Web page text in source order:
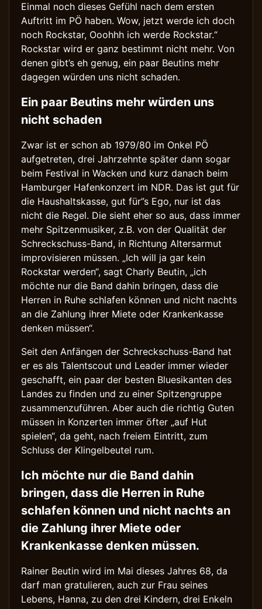
Einmal noch dieses Gefühl nach dem ersten
Auftritt im PÖ haben. Wow, jetzt werde ich doch
noch Rockstar, Ooohhh ich werde Rockstar.“
Rockstar wird er ganz bestimmt nicht mehr. Von
denen gibt’s eh genug, ein paar Beutins mehr
dagegen würden uns nicht schaden.
Ein paar Beutins mehr würden uns
nicht schaden
Zwar ist er schon ab 1979/80 im Onkel PÖ
aufgetreten, drei Jahrzehnte später dann sogar
beim Festival in Wacken und kurz danach beim
Hamburger Hafenkonzert im NDR. Das ist gut für
die Haushaltskasse, gut für”s Ego, nur ist das
nicht die Regel. Die sieht eher so aus, dass immer
mehr Spitzenmusiker, z.B. von der Qualität der
Schreckschuss-Band, in Richtung Altersarmut
improvisieren müssen. „Ich will ja gar kein
Rockstar werden“, sagt Charly Beutin, „ich
möchte nur die Band dahin bringen, dass die
Herren in Ruhe schlafen können und nicht nachts
an die Zahlung ihrer Miete oder Krankenkasse
denken müssen“.
Seit den Anfängen der Schreckschuss-Band hat
er es als Talentscout und Leader immer wieder
geschafft, ein paar der besten Bluesikanten des
Landes zu finden und zu einer Spitzengruppe
zusammenzuführen. Aber auch die richtig Guten
müssen in Konzerten immer öfter „auf Hut
spielen“, da geht, nach freiem Eintritt, zum
Schluss der Klingelbeutel rum.
Ich möchte nur die Band dahin
bringen, dass die Herren in Ruhe
schlafen können und nicht nachts an
die Zahlung ihrer Miete oder
Krankenkasse denken müssen.
Rainer Beutin wird im Mai dieses Jahres 68, da
darf man gratulieren, auch zur Frau seines
Lebens, Hanna, zu den drei Kindern, drei Enkeln